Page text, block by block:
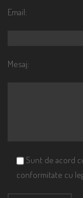
Email:
Mesaj:
Sunt de acord
conformitate cu